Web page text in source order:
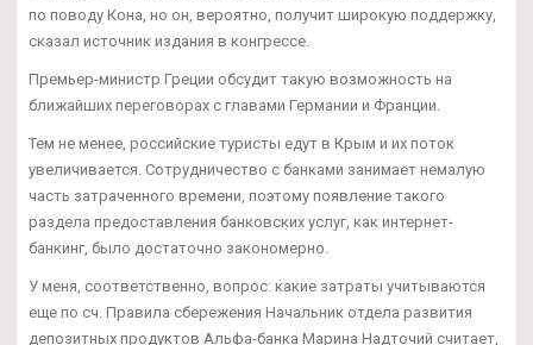
по поводу Кона, но он, вероятно, получит широкую поддержку,
сказал источник издания в конгрессе.
Премьер-министр Греции обсудит такую возможность на
ближайших переговорах с главами Германии и Франции.
Тем не менее, российские туристы едут в Крым и их поток
увеличивается. Сотрудничество с банками занимает немалую
часть затраченного времени, поэтому появление такого
раздела предоставления банковских услуг, как интернет-
банкинг, было достаточно закономерно.
У меня, соответственно, вопрос: какие затраты учитываются
еще по сч. Правила сбережения Начальник отдела развития
депозитных продуктов Альфа-банка Марина Надточий считает,